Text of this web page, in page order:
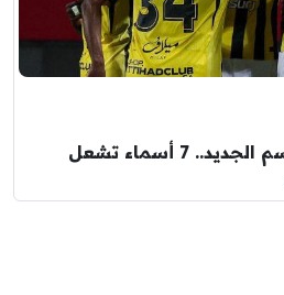
أجنحة الاتحاد في الموسم الجديد.. 7 أسماء تشعل